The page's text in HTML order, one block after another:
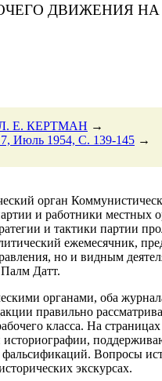
ДВИЖЕНИЯ НА
Е. КЕРТМАН →
Июль 1954, C. 139-145 →
орган
и работники местных
и тактики партии
ежемесячник,
но и видным
Датт.
органами, оба
правильно
класса. На
Вопросы
экскурсах.